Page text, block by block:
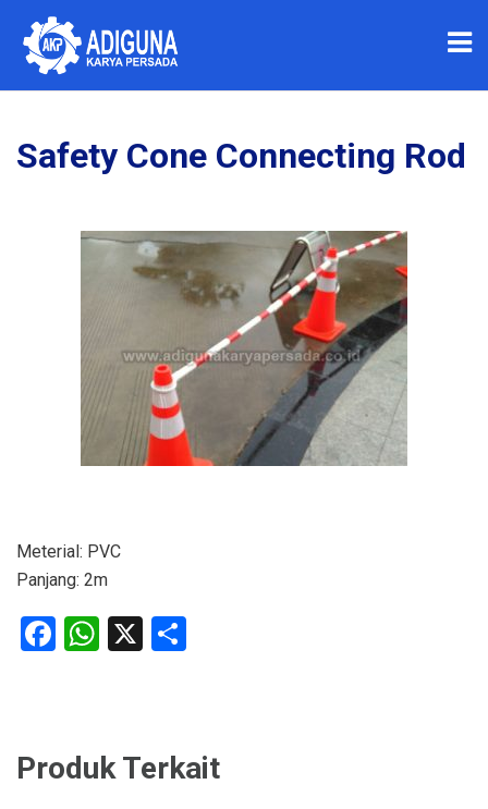
Safety Cone Connecting Rod
Meterial: PVC
Panjang: 2m
Facebook
WhatsApp
X
Produk Terkait